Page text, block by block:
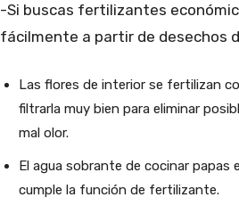
-Si buscas fertilizantes
fácilmente a partir de desechos
Las flores de interior se fertilizan
filtrarla muy bien para eliminar
mal olor.
El agua sobrante de cocinar papas
cumple la función de fertilizante.